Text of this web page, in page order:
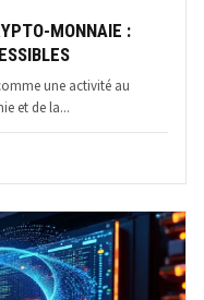
MONNAIE :
une activité au
et de la...